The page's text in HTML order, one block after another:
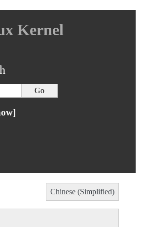
Kernel
Chinese (Simplified)